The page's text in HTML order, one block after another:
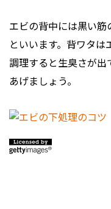
エビの背中には黒い
といいます。背ワタ
調理すると生臭さが出
あげましょう。